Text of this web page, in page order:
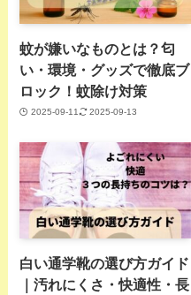
蚊が嫌いなものとは？匂
い・環境・グッズで徹底ブ
ロック！蚊除け対策
2025-09-11 2025-09-13
白い通学靴の選び方ガイド
｜汚れにくさ・快適性・長